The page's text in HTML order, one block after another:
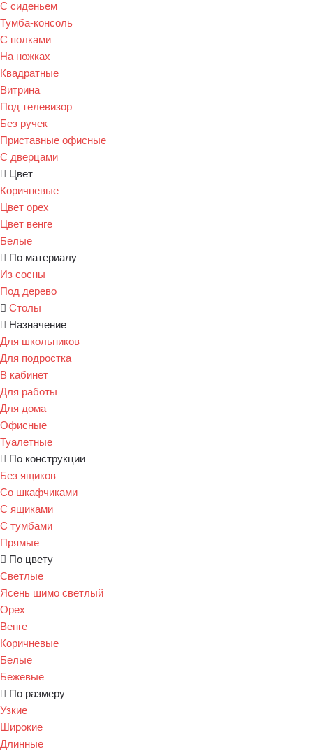
С сиденьем
Тумба-консоль
С полками
На ножках
Квадратные
Витрина
Под телевизор
Без ручек
Приставные офисные
С дверцами
Цвет
Коричневые
Цвет орех
Цвет венге
Белые
По материалу
Из сосны
Под дерево
Столы
Назначение
Для школьников
Для подростка
В кабинет
Для работы
Для дома
Офисные
Туалетные
По конструкции
Без ящиков
Со шкафчиками
С ящиками
С тумбами
Прямые
По цвету
Светлые
Ясень шимо светлый
Орех
Венге
Коричневые
Белые
Бежевые
По размеру
Узкие
Широкие
Длинные